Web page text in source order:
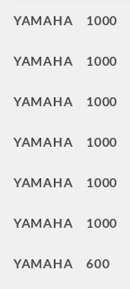
YAMAHA 1000
YAMAHA 1000
YAMAHA 1000
YAMAHA 1000
YAMAHA 1000
YAMAHA 1000
YAMAHA 600